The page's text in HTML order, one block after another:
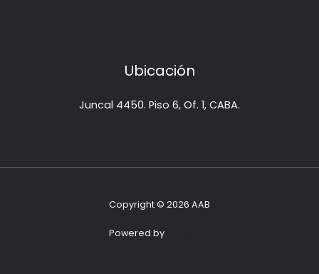
Ubicación
Juncal 4450. Piso 6, Of. 1, CABA.
Copyright © 2026 AAB
Powered by